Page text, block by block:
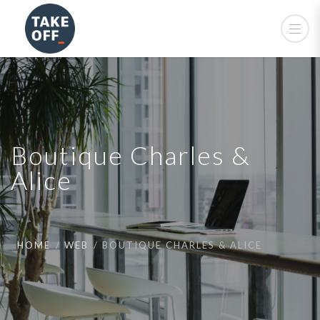
Boutique Charles &
Alice
HOME WEB BOUTIQUE CHARLES & ALICE